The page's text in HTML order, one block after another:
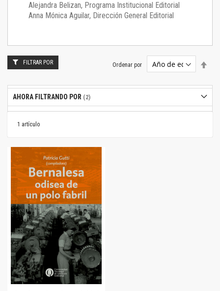
Alejandra Belizan, Programa Institucional Editorial
Anna Mónica Aguilar, Dirección General Editorial
1 artículo
Ordenar por
FILTRAR POR
AHORA FILTRANDO POR